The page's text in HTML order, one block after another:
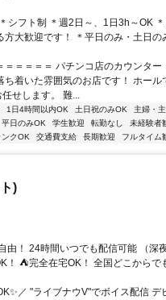
シフト制 ＊週2日～、1日3h～OK
大歓迎です！ ＊平日のみ・土日の
＝＝＝＝ パチンコ店のカウンター
ち着いた雰囲気のお店です！ ホール
せします。 難...
1日4時間以内OK 土日祝のみOK
主婦・
平日のみOK 学生歓迎 転勤なし
未経験者
ンクOK 交通費支給 長期歓迎 フルタイム
)
由！ 24時間いつでも配信可能 （深
！ ⛺完全在宅OK！ 全国どこからで
／ "ライブナウV"でボイス配信 デ